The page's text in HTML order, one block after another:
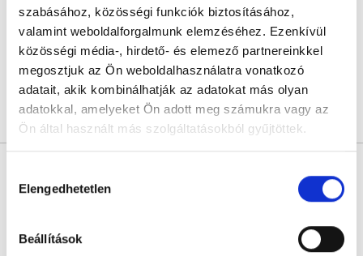
szabásához, közösségi funkciók biztosításához,
valamint weboldalforgalmunk elemzéséhez. Ezenkívül
közösségi média-, hirdető- és elemező partnereinkkel
megosztjuk az Ön weboldalhasználatra vonatkozó
adatait, akik kombinálhatják az adatokat más olyan
adatokkal, amelyeket Ön adott meg számukra vagy az
Ön által használt más szolgáltatásokból gyűjtöttek.
szabályzat:https://foglaljorvost.hu/info/foglaljorvost-
kiválasztása
Elengedhetetlen
Beállítások
Gyncare - Reprodukciós Centrum Nyitra
Nyitra, Novozámocká 67
07:00 07:30 08:00 08:30 09:00 09:30
Árlista Összes időpont Profil
Nőgyógyász